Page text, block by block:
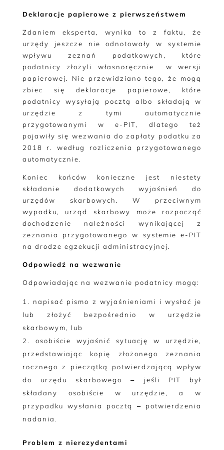
Deklaracje papierowe z pierwszeństwem
Zdaniem eksperta, wynika to z faktu, że
urzędy jeszcze nie odnotowały w systemie
wpływu zeznań podatkowych, które
podatnicy złożyli własnoręcznie w wersji
papierowej. Nie przewidziano tego, że mogą
zbiec się deklaracje papierowe, które
podatnicy wysyłają pocztą albo składają w
urzędzie z tymi automatycznie
przygotowanymi w e-PIT, dlatego też
pojawiły się wezwania do zapłaty podatku za
2018 r. według rozliczenia przygotowanego
automatycznie.
Koniec końców konieczne jest niestety
składanie dodatkowych wyjaśnień do
urzędów skarbowych. W przeciwnym
wypadku, urząd skarbowy może rozpocząć
dochodzenie należności wynikającej z
zeznania przygotowanego w systemie e-PIT
na drodze egzekucji administracyjnej.
Odpowiedź na wezwanie
Odpowiadając na wezwanie podatnicy mogą:
napisać pismo z wyjaśnieniami i wysłać je
lub złożyć bezpośrednio w urzędzie
skarbowym, lub
osobiście wyjaśnić sytuację w urzędzie,
przedstawiając kopię złożonego zeznania
rocznego z pieczątką potwierdzającą wpływ
do urzędu skarbowego ‒ jeśli PIT był
składany osobiście w urzędzie, a w
przypadku wysłania pocztą ‒ potwierdzenia
nadania.
Problem z nierezydentami